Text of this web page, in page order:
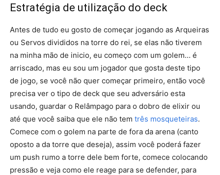
Estratégia de utilização do deck
Antes de tudo eu gosto de começar jogando as Arqueiras
ou Servos divididos na torre do rei, se elas não tiverem
na minha mão de inicio, eu começo com um golem… é
arriscado, mas eu sou um jogador que gosta deste tipo
de jogo, se você não quer começar primeiro, então você
precisa ver o tipo de deck que seu adversário esta
usando, guardar o Relâmpago para o dobro de elixir ou
até que você saiba que ele não tem três mosqueteiras.
Comece com o golem na parte de fora da arena (canto
oposto a da torre que deseja), assim você poderá fazer
um push rumo a torre dele bem forte, comece colocando
pressão e veja como ele reage para se defender, para